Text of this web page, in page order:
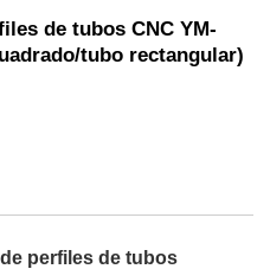
de tubos CNC YM-
tubo rectangular)
perfiles de tubos